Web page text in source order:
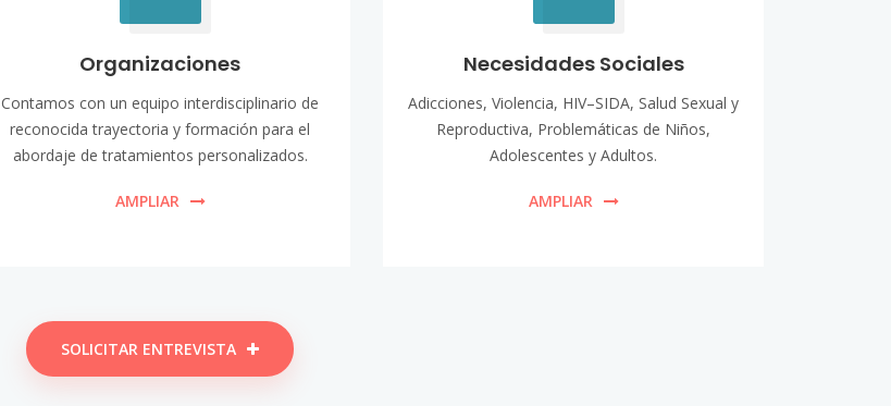
Organizaciones
Contamos con un equipo interdisciplinario de
reconocida trayectoria y formación para el
abordaje de tratamientos personalizados.
AMPLIAR
Necesidades Sociales
Adicciones, Violencia, HIV–SIDA, Salud Sexual y
Reproductiva, Problemáticas de Niños,
Adolescentes y Adultos.
AMPLIAR
SOLICITAR ENTREVISTA